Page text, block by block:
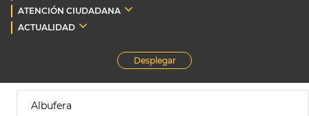
ATENCIÓN CIUDADANA
ACTUALIDAD
Desplegar
Albufera